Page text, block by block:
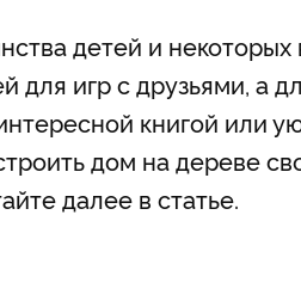
детей и
для игр с друзьями, а
книгой или
дом на дереве
далее в статье.